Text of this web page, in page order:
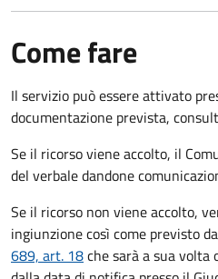
Come fare
Il servizio può essere attivato
documentazione prevista,
Se il ricorso viene accolto, il
del verbale dandone
Se il ricorso non viene accolto,
ingiunzione così come previsto
689, art. 18che sarà a sua